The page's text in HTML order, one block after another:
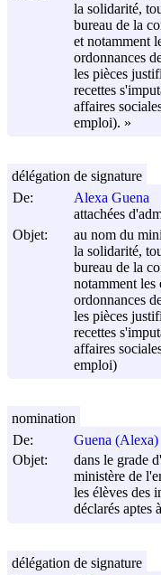
la solidarité,
bureau de la
et notamment
ordonnances
les pièces
recettes
affaires
emploi). »
De:
Alexa Guena
attachées
Objet:
au nom du
la solidarité,
bureau de la
notamment les
ordonnances
les pièces
recettes
affaires
emploi)
délégation de signature
De:
Guena (Alexa)
Objet:
dans le grade
ministère de
les élèves des
déclarés aptes
nomination
délégation de signature